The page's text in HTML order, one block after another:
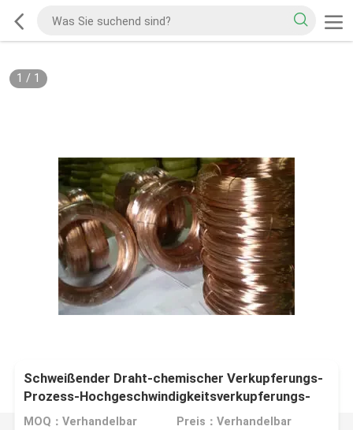
1 / 1
Schweißender Draht-chemischer Verkupferungs-
Prozess-Hochgeschwindigkeitsverkupferungs-
Zusatz
MOQ：Verhandelbar Preis：Verhandelbar